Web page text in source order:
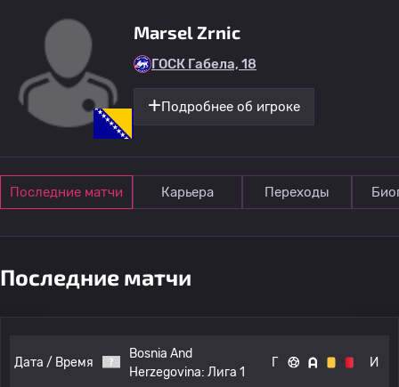
Marsel Zrnic
ГОСК Габела, 18
Подробнее об игроке
Последние матчи Карьера Переходы
Последние матчи
Дата / Время
Bosnia And
Herzegovina: Лига 1
Г И